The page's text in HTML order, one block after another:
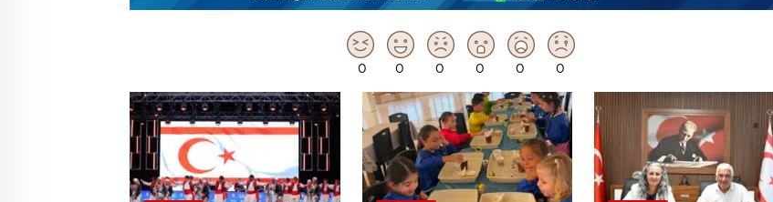
0 0 0 0 0 0